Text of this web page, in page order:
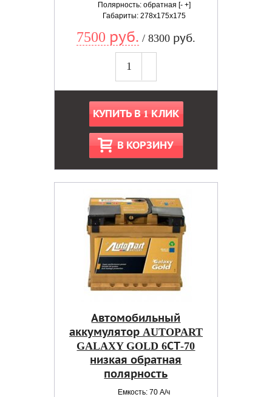
Полярность: обратная [- +]
Габариты: 278x175x175
7500 руб. / 8300 руб.
КУПИТЬ В 1 КЛИК
В КОРЗИНУ
Автомобильный
аккумулятор AUTOPART
GALAXY GOLD 6СТ-70
низкая обратная
полярность
Емкость: 70 А/ч